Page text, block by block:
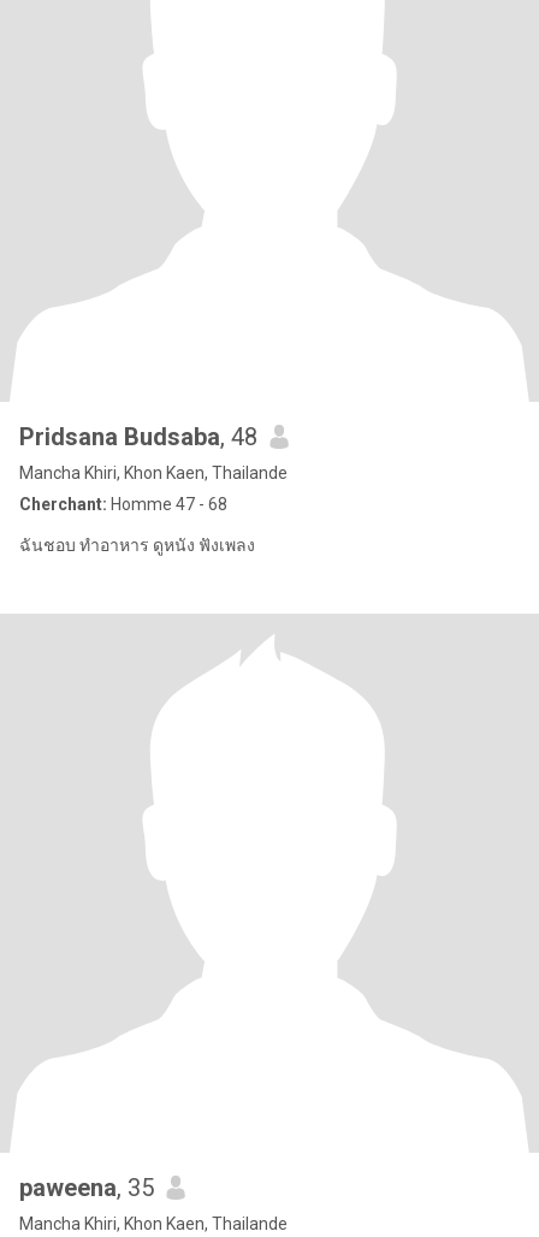
Pridsana Budsaba, 48
Mancha Khiri, Khon Kaen, Thailande
Cherchant: Homme 47 - 68
ฉันชอบ ทำอาหาร ดูหนัง ฟังเพลง
paweena, 35
Mancha Khiri, Khon Kaen, Thailande